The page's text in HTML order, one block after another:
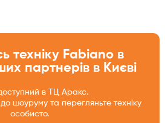
техніку Fabiano в
партнерів в Києві
в ТЦ Аракс.
шоуруму та перегляньте техніку
особисто.